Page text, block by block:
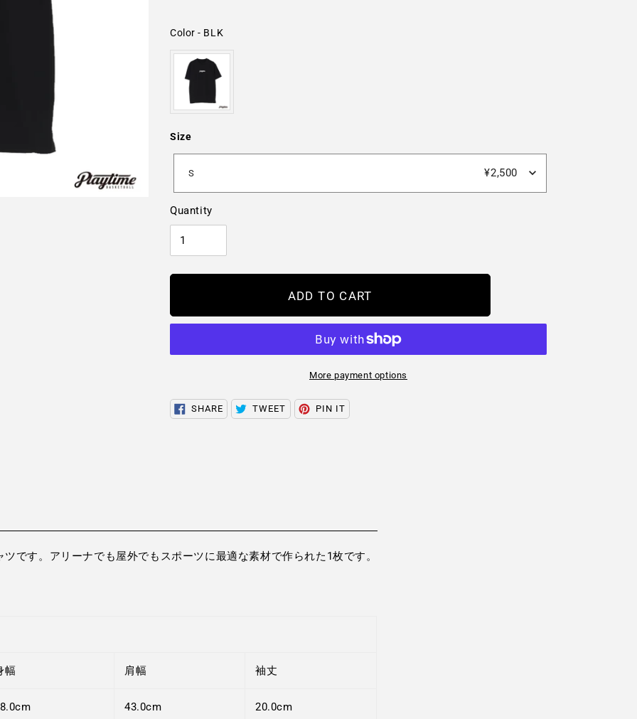
Color - BLK
Color
Size
Size
S ¥2,500
Quantity
ADD TO CART
More payment options
AddingSHARE
SHARE
TWEET
TWEET
PIN IT
PIN
です。アリーナでも屋外でもスポーツに最適な素材で作られた1枚です。
幅 肩幅 袖丈
43.0cm 20.0cm